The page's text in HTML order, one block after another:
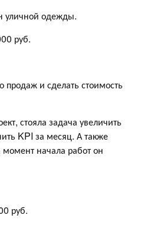
уличной одежды.
руб.
продаж и сделать стоимость
стояла задача увеличить
KPI за месяц. А также
момент начала работ он
руб.